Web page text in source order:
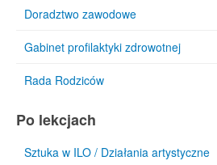
Doradztwo zawodowe
Gabinet profilaktyki zdrowotnej
Rada Rodziców
Po lekcjach
Sztuka w ILO / Działania artystyczne